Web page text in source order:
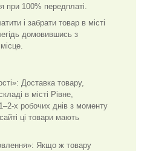
при 100% передплаті.
і забрати товар в місті
домовившись з
Доставка товару,
в місті Рівне,
х робочих днів з моменту
ці товари мають
Якщо ж товару